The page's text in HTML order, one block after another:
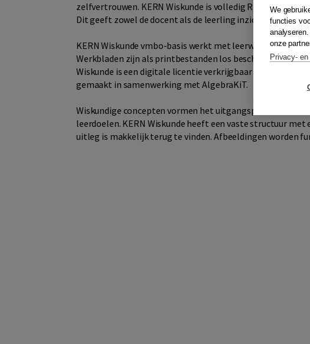
zelfvertrouwen. KERN Wiskunde is volledig RTTI-
Dit geeft zowel de docent als de leerling inzicht in het
KERN Wiskunde vmbo-basis werkt met leerwerkboeken,
Werkbladen zijn als printbestanden los beschikbaar of
Wiskunde is een digitale licentie verkrijgbaar met
gemaakt in samenwerking met AlgebraKiT.
Wiskundige concepten vormen het uitgangspunt van de
leerdoelen. KERN Wiskunde heeft een vaste structuur
uitleg is makkelijk terug te vinden. Afbeeldingen worden
We
functies
onze
Privacy-